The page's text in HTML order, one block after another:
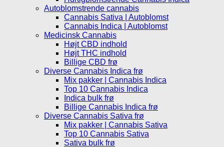
Autoblomstrende cannabis
Cannabis Sativa | Autoblomst
Cannabis Indica | Autoblomst
Medicinsk Cannabis
Højt CBD indhold
Højt THC indhold
Billige CBD frø
Diverse Cannabis Indica frø
Mix pakker | Cannabis Indica
Top 10 Cannabis Indica
Indica bulk frø
Billige Cannabis Indica frø
Diverse Cannabis Sativa frø
Mix pakker | Cannabis Sativa
Top 10 Cannabis Sativa
Sativa bulk frø